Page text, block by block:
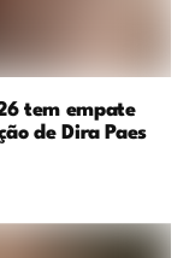
tem empate
de Dira Paes